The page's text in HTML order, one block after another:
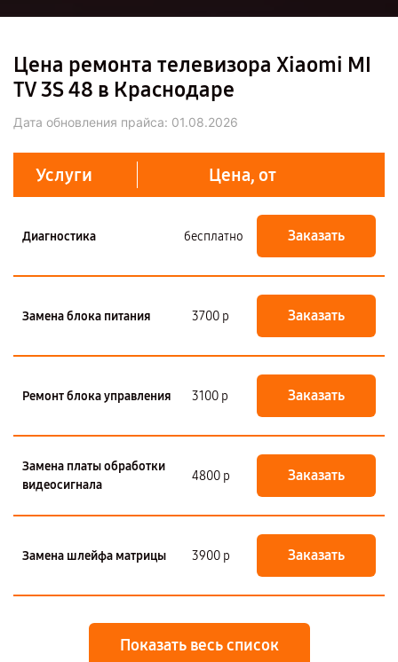
Цена ремонта телевизора Xiaomi MI
TV 3S 48 в Краснодаре
Дата обновления прайса: 01.08.2026
Услуги Цена, от
Диагностика бесплатно Заказать
Замена блока питания 3700 р Заказать
Ремонт блока управления 3100 р Заказать
Замена платы обработки
видеосигнала
4800 р Заказать
Замена шлейфа матрицы 3900 р Заказать
Показать весь список